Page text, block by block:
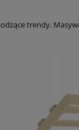
trendy.